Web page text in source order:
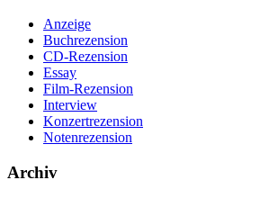
Anzeige
Buchrezension
CD-Rezension
Essay
Film-Rezension
Interview
Konzertrezension
Notenrezension
Archiv